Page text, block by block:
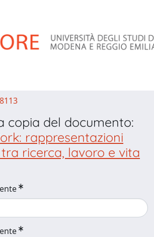
copia del documento:
rappresentazioni
ricerca, lavoro e vita